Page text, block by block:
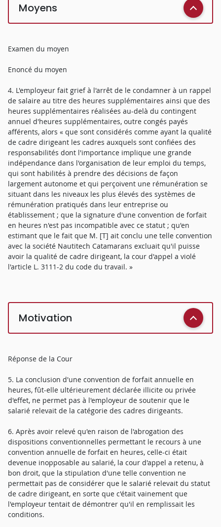
Moyens
Examen du moyen
Enoncé du moyen
4. L'employeur fait grief à l'arrêt de le condamner à un rappel
de salaire au titre des heures supplémentaires ainsi que des
heures supplémentaires réalisées au-delà du contingent
annuel d'heures supplémentaires, outre congés payés
afférents, alors « que sont considérés comme ayant la qualité
de cadre dirigeant les cadres auxquels sont confiées des
responsabilités dont l'importance implique une grande
indépendance dans l'organisation de leur emploi du temps,
qui sont habilités à prendre des décisions de façon
largement autonome et qui perçoivent une rémunération se
situant dans les niveaux les plus élevés des systèmes de
rémunération pratiqués dans leur entreprise ou
établissement ; que la signature d'une convention de forfait
en heures n'est pas incompatible avec ce statut ; qu'en
estimant que le fait que M. [T] ait conclu une telle convention
avec la société Nautitech Catamarans excluait qu'il puisse
avoir la qualité de cadre dirigeant, la cour d'appel a violé
l'article L. 3111-2 du code du travail. »
Motivation
Réponse de la Cour
5. La conclusion d'une convention de forfait annuelle en
heures, fût-elle ultérieurement déclarée illicite ou privée
d'effet, ne permet pas à l'employeur de soutenir que le
salarié relevait de la catégorie des cadres dirigeants.
6. Après avoir relevé qu'en raison de l'abrogation des
dispositions conventionnelles permettant le recours à une
convention annuelle de forfait en heures, celle-ci était
devenue inopposable au salarié, la cour d'appel a retenu, à
bon droit, que la stipulation d'une telle convention ne
permettait pas de considérer que le salarié relevait du statut
de cadre dirigeant, en sorte que c'était vainement que
l'employeur tentait de démontrer qu'il en remplissait les
conditions.